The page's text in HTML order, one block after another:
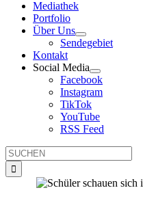
Mediathek
Portfolio
Über Uns
Sendegebiet
Kontakt
Social Media
Facebook
Instagram
TikTok
YouTube
RSS Feed
Suche
nach: